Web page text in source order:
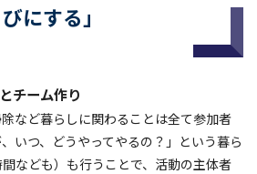
びにする」
チーム作り
など暮らしに関わることは全て参加者
いつ、どうやってやるの？」という暮ら
なども）も行うことで、活動の主体者